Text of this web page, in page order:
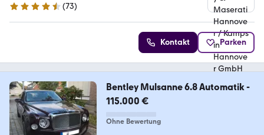
4.6 Sterne
(73)
Kontakt Parken
Bentley Mulsanne 6.8 Automatik -
115.000 €
Ohne Bewertung